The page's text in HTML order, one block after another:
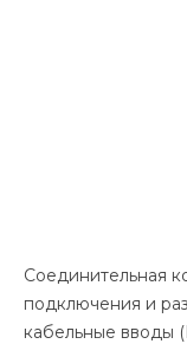
Соединительная
подключения и
кабельные вводы